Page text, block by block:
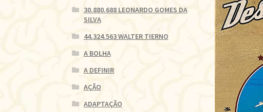
30.880.688 LEONARDO GOMES DA
SILVA
44.324.563 WALTER TIERNO
A BOLHA
A DEFINIR
AÇÃO
ADAPTAÇÃO